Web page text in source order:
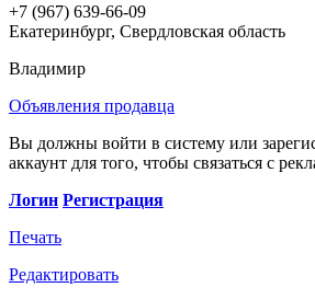
+7 (967) 639-66-09
Екатеринбург, Свердловская область
Владимир
Объявления продавца
Вы должны войти в систему или
аккаунт для того, чтобы связаться с
Логин Регистрация
Печать
Редактировать